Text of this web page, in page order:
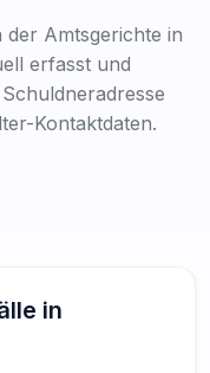
Amtsgerichte in
erfasst und
Kontaktdaten.
in